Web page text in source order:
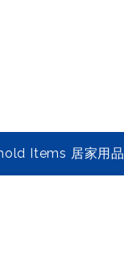
Items 居家用品